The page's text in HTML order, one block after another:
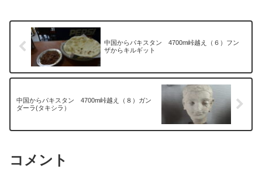
中国からパキスタン 4700m峠越え（６）フン
ザからキルギット
中国からパキスタン 4700m峠越え（８）ガン
ダーラ(タキシラ）
コメント